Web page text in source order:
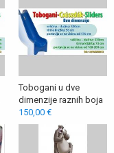
Tobogani u dve
dimenzije raznih boja
150,00 €